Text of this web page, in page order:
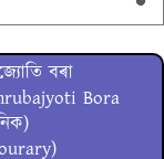
বৰা
Bora